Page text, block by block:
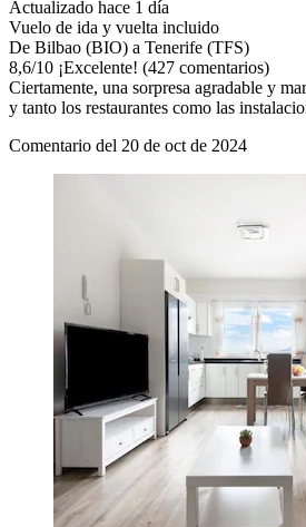
Actualizado hace 1 día
Vuelo de ida y vuelta incluido
De Bilbao (BIO) a Tenerife (TFS)
8,6/10 ¡Excelente! (427 comentarios)
Ciertamente, una sorpresa agradable y
y tanto los restaurantes como las
Comentario del 20 de oct de 2024